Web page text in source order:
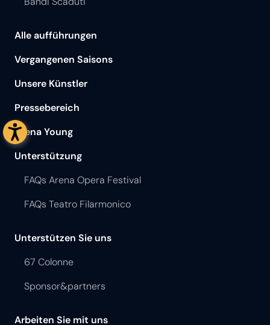
Alle aufführungen
Vergangenen Saisons
Unsere Künstler
Pressebereich
Arena Young
Unterstützung
FAQs Arena Opera Festival
FAQs Teatro Filarmonico
Unterstützen Sie uns
67 Colonne
Sponsor&partners
Arbeiten Sie mit uns